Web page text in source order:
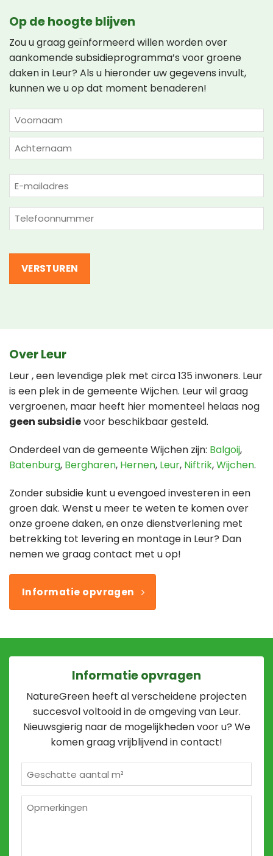
Op de hoogte blijven
Zou u graag geïnformeerd willen worden over
aankomende subsidieprogramma’s voor groene
daken in Leur? Als u hieronder uw gegevens invult,
kunnen we u op dat moment benaderen!
NAAM
(VEREIST)
Voornaam
E-
mailadres
(Vereist)
Telefoon
(Vereist)
Over Leur
Leur , een levendige plek met circa 135 inwoners. Leur
is een plek in de gemeente Wijchen. Leur wil graag
vergroenen, maar heeft hier momenteel helaas nog
geen subsidievoor beschikbaar gesteld.
Onderdeel van de gemeente Wijchen zijn: Balgoij,
Batenburg, Bergharen, Hernen, Leur, Niftrik,Wijchen.
Zonder subsidie kunt u evengoed investeren in een
groen dak. Wenst u meer te weten te komen over
onze groene daken, en onze dienstverlening met
betrekking tot levering en montage in Leur? Dan
nemen we graag contact met u op!
Informatie opvragen
Informatie opvragen
NatureGreen heeft al verscheidene projecten
succesvol voltooid in de omgeving van Leur.
Nieuwsgierig naar de mogelijkheden voor u? We
komen graag vrijblijvend in contact!
m²